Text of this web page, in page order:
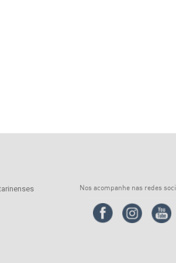
Nos acompanhe nas redes